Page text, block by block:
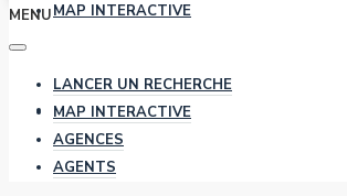
MAP INTERACTIVE
AGENCES
MENU
LANCER UN RECHERCHE
MAP INTERACTIVE
AGENCES
AGENTS